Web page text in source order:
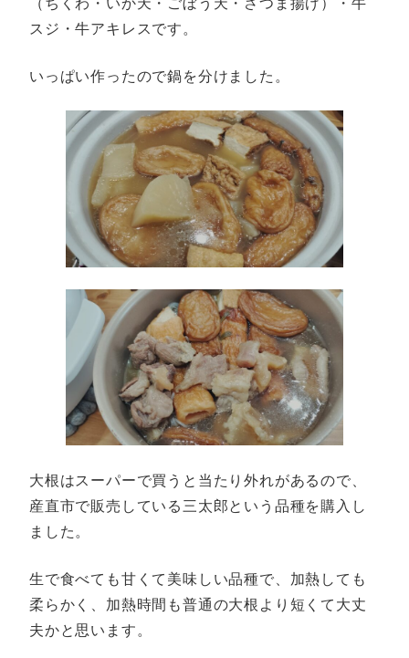
スジ・牛アキレスです。
いっぱい作ったので鍋を分けました。
大根はスーパーで買うと当たり外れがあるので、
産直市で販売している三太郎という品種を購入し
ました。
生で食べても甘くて美味しい品種で、加熱しても
柔らかく、加熱時間も普通の大根より短くて大丈
夫かと思います。